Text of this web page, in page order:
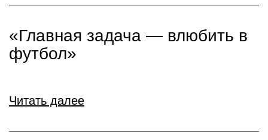
«Главная задача — влюбить в
футбол»
Читать далее